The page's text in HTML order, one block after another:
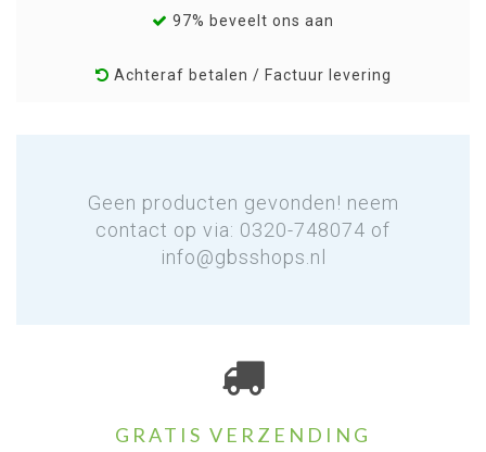
97% beveelt ons aan
Achteraf betalen / Factuur levering
Geen producten gevonden! neem
contact op via: 0320-748074 of
info@gbsshops.nl
GRATIS VERZENDING